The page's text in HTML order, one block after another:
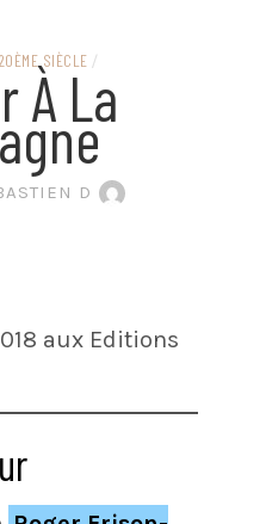
SCIENCES,
LITTÉRATURE EN
BANDE DESSINÉE
SIÈCLE /
À La
D
aux Editions